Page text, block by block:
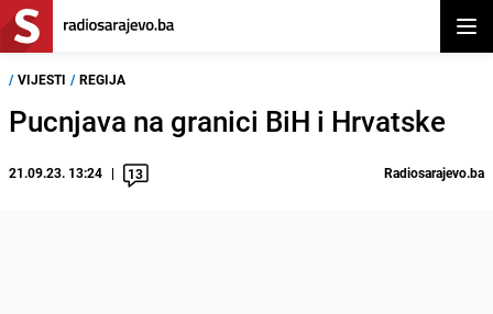
/ VIJESTI / REGIJA
Pucnjava na granici BiH i Hrvatske
21.09.23. 13:24 13 Radiosarajevo.ba